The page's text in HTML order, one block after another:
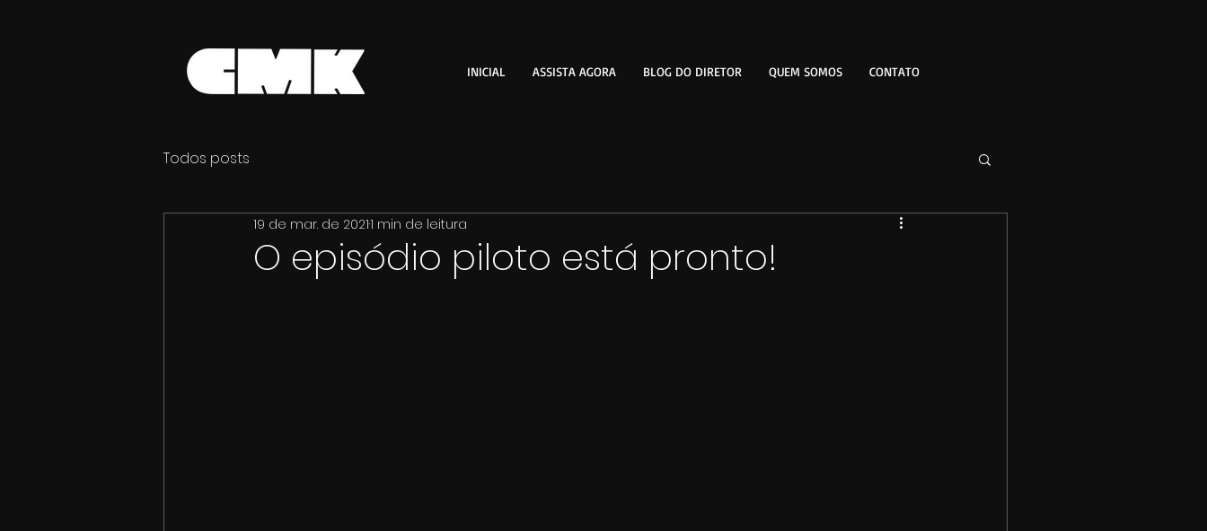
INICIAL ASSISTA AGORA BLOG DO DIRETOR QUEM SOMOS CONTATO
Todos posts
O episódio piloto está pronto!
19 de mar. de 20211 min de leitura